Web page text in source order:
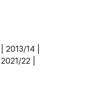
2013/14
2021/22|